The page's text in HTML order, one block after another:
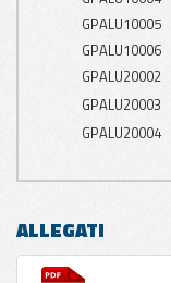
GPALU10005
GPALU10006
GPALU20002
GPALU20003
GPALU20004
ALLEGATI